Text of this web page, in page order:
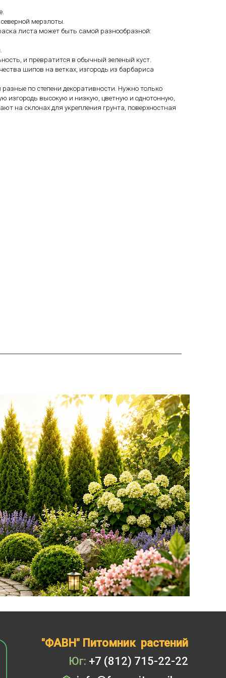
мерзлоты.
листа может быть самой разнообразной:
и превратится в обычный зеленый куст.
шипов на ветках, изгородь из барбариса
по степени декоративности. Нужно только
изгородь высокую и низкую, цветную и однотонную,
на склонах для укрепления грунта, поверхностная
"ФАВН" Питомник растений
Юг: +7 (812) 715-22-22